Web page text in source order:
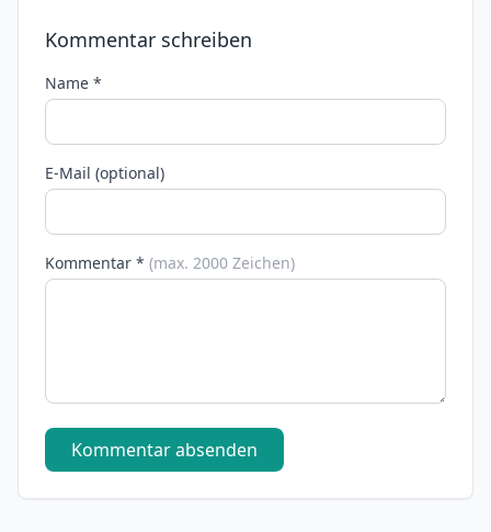
Kommentar schreiben
Name *
E-Mail (optional)
Kommentar * (max. 2000 Zeichen)
Kommentar absenden